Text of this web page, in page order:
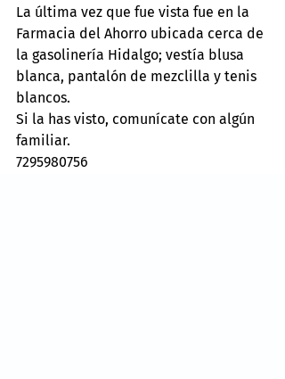
La última vez que fue vista fue en la
Farmacia del Ahorro ubicada cerca de
la gasolinería Hidalgo; vestía blusa
blanca, pantalón de mezclilla y tenis
blancos.
Si la has visto, comunícate con algún
familiar.
7295980756